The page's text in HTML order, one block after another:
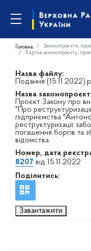
Головна Законопроєкти,
Картка законопроєкту,
Назва файлу:
Подання
Назва
Проєкт Закону про
"Про
підприємства
реструктуризації
погашення боргів
відомства
Номер, дата
8207 від 15.11.2022
Поділитись:
Завантажити